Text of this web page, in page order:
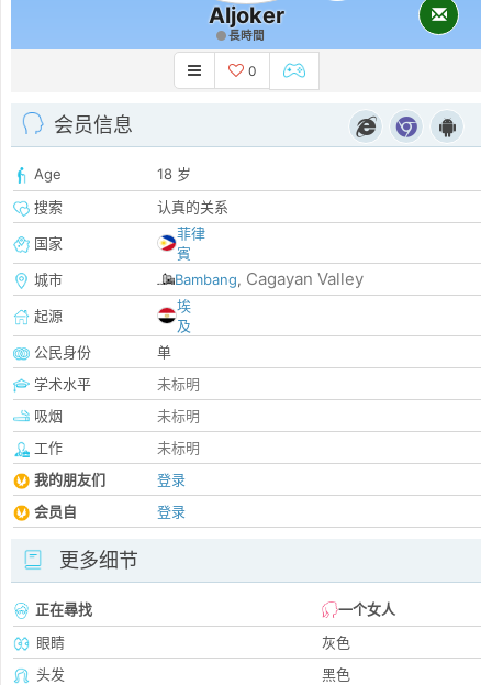
Aljoker
長時間
0
会员信息
Age
18 岁
搜索
认真的关系
国家
菲律
賓
城市
Bambang, Cagayan Valley
起源
埃
及
公民身份
单
学术水平
未标明
吸烟
未标明
工作
未标明
我的朋友们
登录
会员自
登录
更多细节
正在尋找
一个女人
眼睛
灰色
头发
黑色